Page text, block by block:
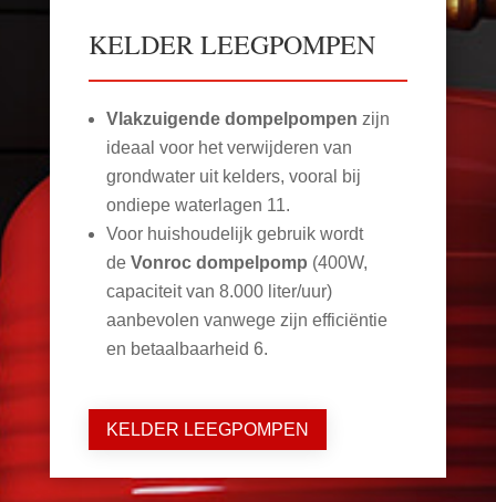
KELDER LEEGPOMPEN
Vlakzuigende dompelpompen zijn
ideaal voor het verwijderen van
grondwater uit kelders, vooral bij
ondiepe waterlagen 11.
Voor huishoudelijk gebruik wordt
de Vonroc dompelpomp (400W,
capaciteit van 8.000 liter/uur)
aanbevolen vanwege zijn efficiëntie
en betaalbaarheid 6.
KELDER LEEGPOMPEN